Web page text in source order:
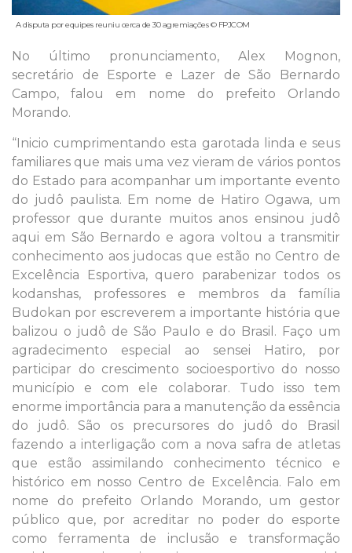
A disputa por equipes reuniu cerca de 30 agremiações © FPJCOM
No último pronunciamento, Alex Mognon,
secretário de Esporte e Lazer de São Bernardo
Campo, falou em nome do prefeito Orlando
Morando.
“Inicio cumprimentando esta garotada linda e seus
familiares que mais uma vez vieram de vários pontos
do Estado para acompanhar um importante evento
do judô paulista. Em nome de Hatiro Ogawa, um
professor que durante muitos anos ensinou judô
aqui em São Bernardo e agora voltou a transmitir
conhecimento aos judocas que estão no Centro de
Excelência Esportiva, quero parabenizar todos os
kodanshas, professores e membros da família
Budokan por escreverem a importante história que
balizou o judô de São Paulo e do Brasil. Faço um
agradecimento especial ao sensei Hatiro, por
participar do crescimento socioesportivo do nosso
município e com ele colaborar. Tudo isso tem
enorme importância para a manutenção da essência
do judô. São os precursores do judô do Brasil
fazendo a interligação com a nova safra de atletas
que estão assimilando conhecimento técnico e
histórico em nosso Centro de Excelência. Falo em
nome do prefeito Orlando Morando, um gestor
público que, por acreditar no poder do esporte
como ferramenta de inclusão e transformação